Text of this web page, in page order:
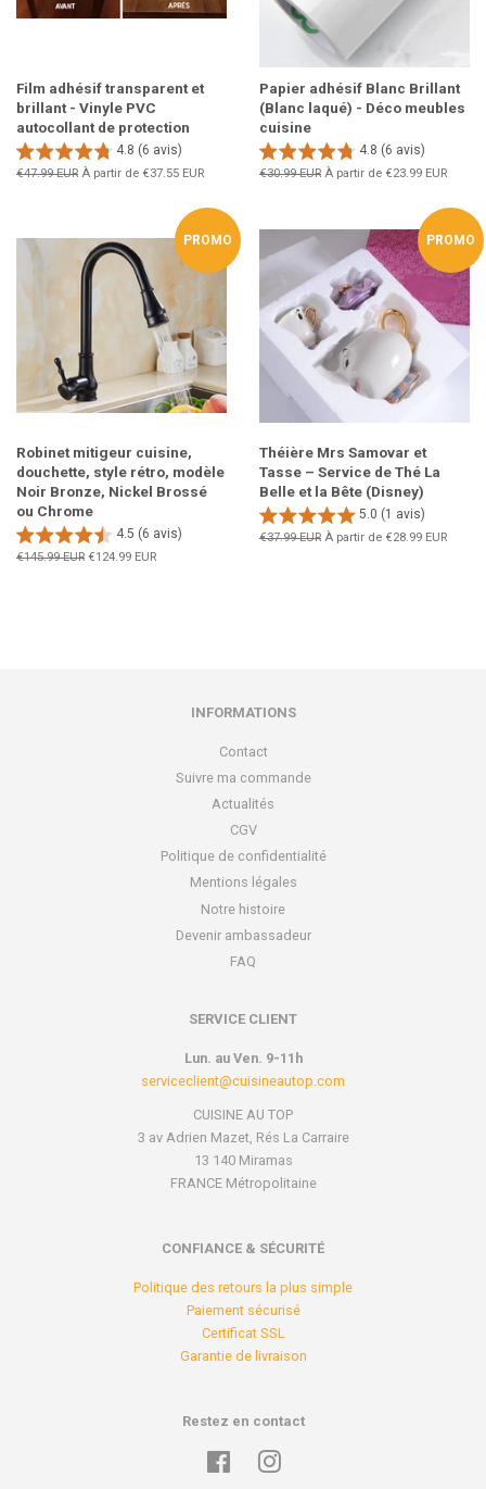
Film adhésif transparent et
brillant - Vinyle PVC
autocollant de protection
4.8 (6 avis)
Prix
€47.99 EUR À partir de €37.55 EUR
Papier adhésif Blanc Brillant
(Blanc laqué) - Déco meubles
cuisine
4.8 (6 avis)
Prix
€30.99 EUR À partir de €23.99 EUR
PROMO
Robinet mitigeur cuisine,
douchette, style rétro, modèle
Noir Bronze, Nickel Brossé
ou Chrome
4.5 (6 avis)
Prix
€145.99 EUR Prix
€124.99 EUR
PROMO
Théière Mrs Samovar et
Tasse – Service de Thé La
Belle et la Bête (Disney)
5.0 (1 avis)
Prix
€37.99 EUR À partir de €28.99 EUR
INFORMATIONS
Contact
Suivre ma commande
Actualités
CGV
Politique de confidentialité
Mentions légales
Notre histoire
Devenir ambassadeur
FAQ
SERVICE CLIENT
Lun. au Ven. 9-11h
serviceclient@cuisineautop.com
CUISINE AU TOP
3 av Adrien Mazet, Rés La Carraire
13 140 Miramas
FRANCE Métropolitaine
CONFIANCE & SÉCURITÉ
Politique des retours la plus simple
Paiement sécurisé
Certificat SSL
Garantie de livraison
Restez en contact
FacebookInstagram